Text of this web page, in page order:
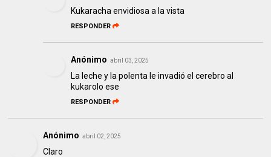
Kukaracha envidiosa a la vista
RESPONDER
Anónimo abril 03, 2025
La leche y la polenta le invadió el cerebro al
kukarolo ese
RESPONDER
Anónimo abril 02, 2025
Claro